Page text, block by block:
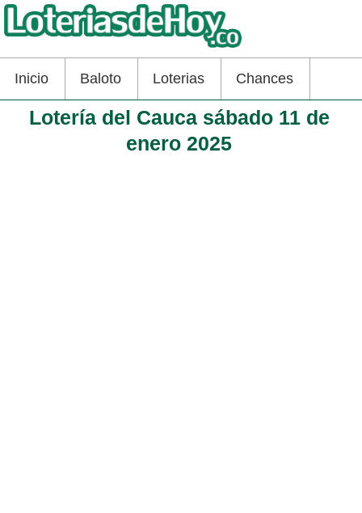
Inicio Baloto Loterias Chances
Lotería del Cauca sábado 11 de
enero 2025